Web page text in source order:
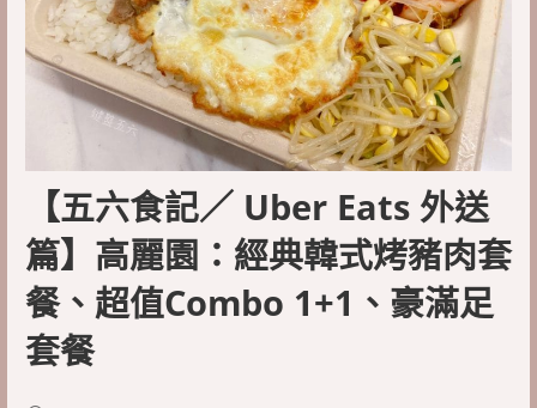
【五六食記／ Uber Eats 外送
篇】高麗園：經典韓式烤豬肉套
餐、超值Combo 1+1、豪滿足
套餐